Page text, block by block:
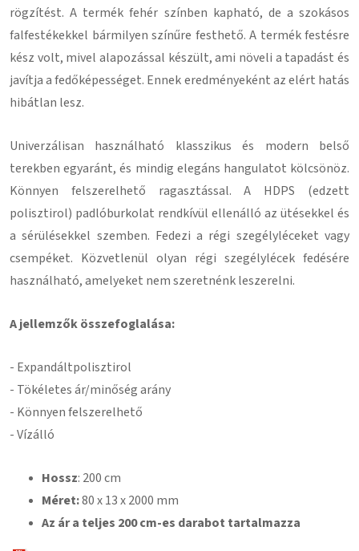
rögzítést. A termék fehér színben kapható, de a szokásos
falfestékekkel bármilyen színűre festhető. A termék festésre
kész volt, mivel alapozással készült, ami növeli a tapadást és
javítja a fedőképességet. Ennek eredményeként az elért hatás
hibátlan lesz.
Univerzálisan használható klasszikus és modern belső
terekben egyaránt, és mindig elegáns hangulatot kölcsönöz.
Könnyen felszerelhető ragasztással. A HDPS (edzett
polisztirol) padlóburkolat rendkívül ellenálló az ütésekkel és
a sérülésekkel szemben. Fedezi a régi szegélyléceket vagy
csempéket. Közvetlenül olyan régi szegélylécek fedésére
használható, amelyeket nem szeretnénk leszerelni.
A jellemzők összefoglalása:
- Expandáltpolisztirol
- Tökéletes ár/minőség arány
- Könnyen felszerelhető
- Vízálló
Hossz: 200 cm
Méret:80x 13 x 2000 mm
Az ár a teljes 200 cm-es darabot tartalmazza